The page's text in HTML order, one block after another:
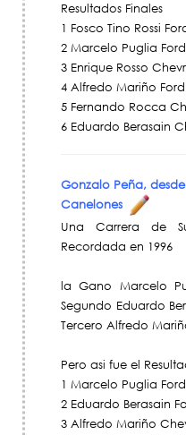
Resultados Finales
1 Fosco Tino Rossi
2 Marcelo Puglia Ford
3 Enrique Rosso
4 Alfredo Mariño Ford
5 Fernando Rocca
6 Eduardo Berasain
Gonzalo Peña,
Canelones
Una Carrera de
Recordada en 1996
la Gano Marcelo
Segundo Eduardo
Tercero Alfredo
Pero asi fue el
1 Marcelo Puglia Ford
2 Eduardo Berasain
3 Alfredo Mariño